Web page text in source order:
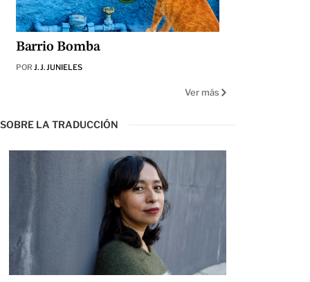
Barrio Bomba
POR J. J. JUNIELES
Ver más
SOBRE LA TRADUCCIÓN